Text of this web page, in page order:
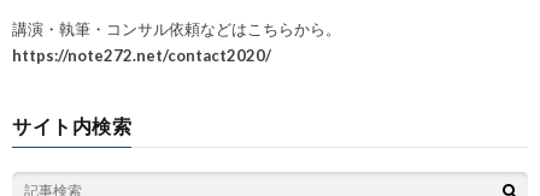
講演・執筆・コンサル依頼などはこちらから。
https://note272.net/contact2020/
サイト内検索